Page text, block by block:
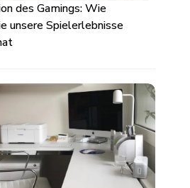
des Gamings: Wie
unsere Spielerlebnisse